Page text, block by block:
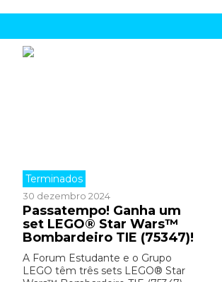
Terminados
30 dezembro 2024
Passatempo! Ganha um
set LEGO® Star Wars™
Bombardeiro TIE (75347)!
A Forum Estudante e o Grupo
LEGO têm três sets LEGO® Star